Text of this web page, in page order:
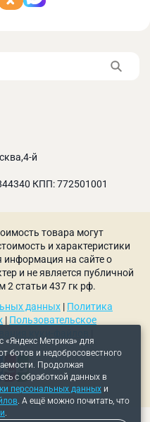
й
КПП: 772501001
Метрика» для
ботов и недобросовестного
Продолжая
с обработкой данных в
персональных данных и
. А ещё можно почитать, что
.
товара могут
и характеристики
на сайте о
и не является публичной
2 статьи 437 гк рф.
данных | Политика
| Пользовательское